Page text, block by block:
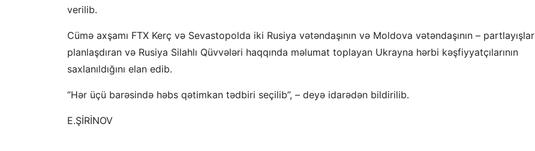
verilib.
Cümə axşamı FTX Kerç və Sevastopolda iki Rusiya vətəndaşının və Moldova vətəndaşının – partlayışlar
planlaşdıran və Rusiya Silahlı Qüvvələri haqqında məlumat toplayan Ukrayna hərbi kəşfiyyatçılarının
saxlanıldığını elan edib.
“Hər üçü barəsində həbs qətimkan tədbiri seçilib”, – deyə idarədən bildirilib.
E.ŞİRİNOV